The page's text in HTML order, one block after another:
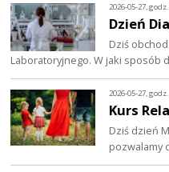
2026-05-27,
Dzień
Dziś
Laboratoryjnego. W jaki sposób
2026-05-27,
Kurs
Dziś dzień
pozwalamy